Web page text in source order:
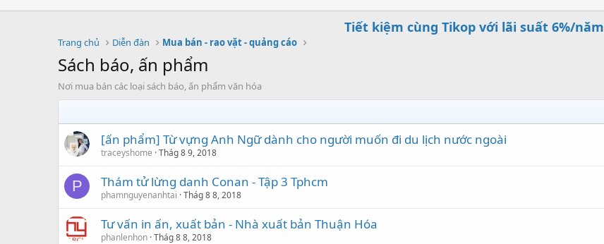
Tiết kiệm cùng Tikop với lãi suất 6%/năm
Trang chủ Diễn đàn Mua bán - rao vặt - quảng cáo
Sách báo, ấn phẩm
Nơi mua bán các loại sách báo, ấn phẩm văn hóa
[ấn phẩm] Từ vựng Anh Ngữ dành cho người muốn đi du lịch nước ngoài
traceyshome Thág 8 9, 2018
P Thám tử lừng danh Conan - Tập 3 Tphcm
phamnguyenanhtai Thág 8 8, 2018
Tư vấn in ấn, xuất bản - Nhà xuất bản Thuận Hóa
phanlenhon Thág 8 8, 2018